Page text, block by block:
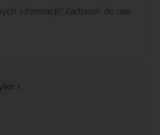
informacji? Zadzwoń do nas,
1